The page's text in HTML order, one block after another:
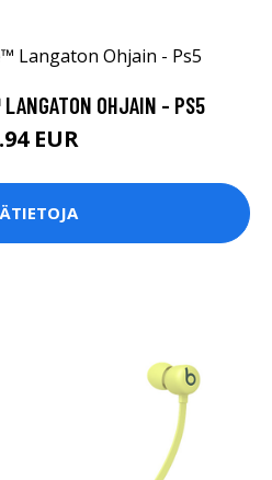
LANGATON OHJAIN - PS5
EUR